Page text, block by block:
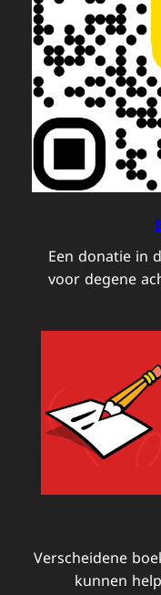
Een donatie in
voor degene
Verscheidene
kunnen